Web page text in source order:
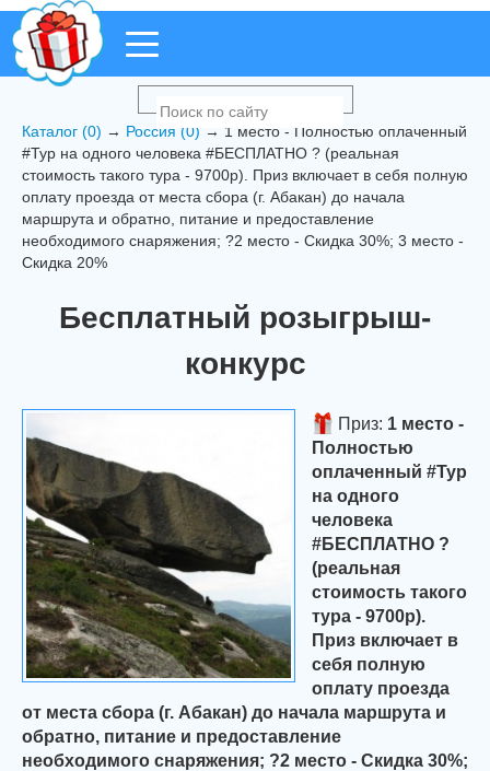
Каталог (0) → Россия (0) → 1 место - Полностью оплаченный
#Тур на одного человека #БЕСПЛАТНО ? (реальная
стоимость такого тура - 9700р). Приз включает в себя полную
оплату проезда от места сбора (г. Абакан) до начала
маршрута и обратно, питание и предоставление
необходимого снаряжения; ?2 место - Скидка 30%; 3 место -
Скидка 20%
Бесплатный розыгрыш-
конкурс
Приз: 1 место -
Полностью
оплаченный #Тур
на одного
человека
#БЕСПЛАТНО ?
(реальная
стоимость такого
тура - 9700р).
Приз включает в
себя полную
оплату проезда
от места сбора (г. Абакан) до начала маршрута и
обратно, питание и предоставление
необходимого снаряжения; ?2 место - Скидка 30%;